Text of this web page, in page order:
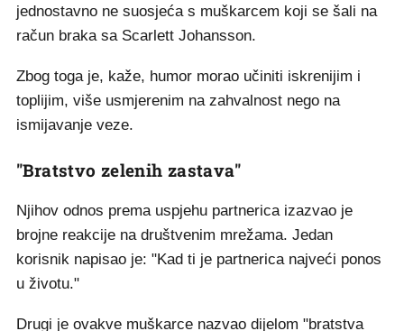
jednostavno ne suosjeća s muškarcem koji se šali na
račun braka sa Scarlett Johansson.
Zbog toga je, kaže, humor morao učiniti iskrenijim i
toplijim, više usmjerenim na zahvalnost nego na
ismijavanje veze.
"Bratstvo zelenih zastava"
Njihov odnos prema uspjehu partnerica izazvao je
brojne reakcije na društvenim mrežama. Jedan
korisnik napisao je: "Kad ti je partnerica najveći ponos
u životu."
Drugi je ovakve muškarce nazvao dijelom "bratstva